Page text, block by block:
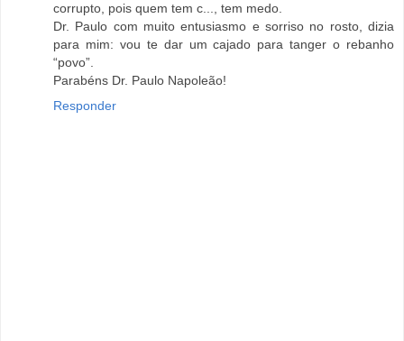
corrupto, pois quem tem c..., tem medo.
Dr. Paulo com muito entusiasmo e sorriso no rosto, dizia
para mim: vou te dar um cajado para tanger o rebanho
“povo”.
Parabéns Dr. Paulo Napoleão!
Responder